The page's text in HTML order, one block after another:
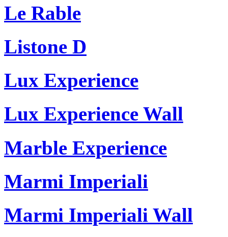
Le Rable
Listone D
Lux Experience
Lux Experience Wall
Marble Experience
Marmi Imperiali
Marmi Imperiali Wall